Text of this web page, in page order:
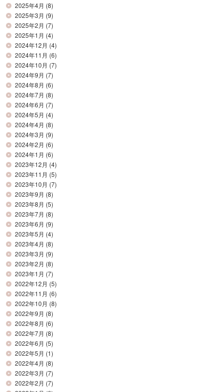
2025年4月 (8)
2025年3月 (9)
2025年2月 (7)
2025年1月 (4)
2024年12月 (4)
2024年11月 (6)
2024年10月 (7)
2024年9月 (7)
2024年8月 (6)
2024年7月 (8)
2024年6月 (7)
2024年5月 (4)
2024年4月 (8)
2024年3月 (9)
2024年2月 (6)
2024年1月 (6)
2023年12月 (4)
2023年11月 (5)
2023年10月 (7)
2023年9月 (8)
2023年8月 (5)
2023年7月 (8)
2023年6月 (9)
2023年5月 (4)
2023年4月 (8)
2023年3月 (9)
2023年2月 (8)
2023年1月 (7)
2022年12月 (5)
2022年11月 (6)
2022年10月 (8)
2022年9月 (8)
2022年8月 (6)
2022年7月 (8)
2022年6月 (5)
2022年5月 (1)
2022年4月 (8)
2022年3月 (7)
2022年2月 (7)